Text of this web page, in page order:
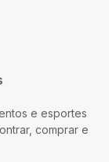
e esportes
comprar e